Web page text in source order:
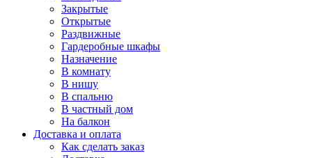
Закрытые
Открытые
Раздвижные
Гардеробные шкафы
Назначение
В комнату
В нишу
В спальню
В частный дом
На балкон
Доставка и оплата
Как сделать заказ